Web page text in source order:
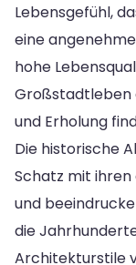
Lebensgefühl,
eine
hohe
Großstadtleben
und Erholung
Die historische
Schatz mit
und
die
Architekturstile